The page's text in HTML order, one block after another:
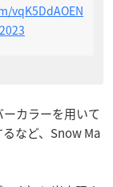
vqK5DdAOEN
ーカラーを用いて
るなど、Snow Ma